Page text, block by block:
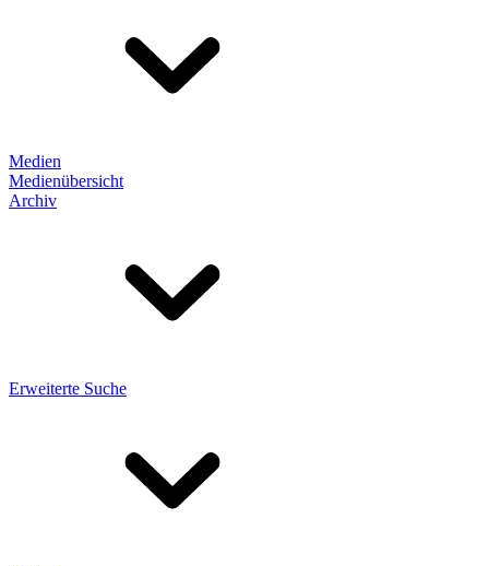
Medien
Medienübersicht
Archiv
Erweiterte Suche